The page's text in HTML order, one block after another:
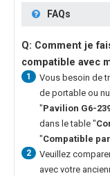
FAQs
Q: Comment je
compatible avec
1
Vous besoin de
de portable ou
"Pavilion G6-
dans le table "
"Compatible
2 Veuillez
avec votre